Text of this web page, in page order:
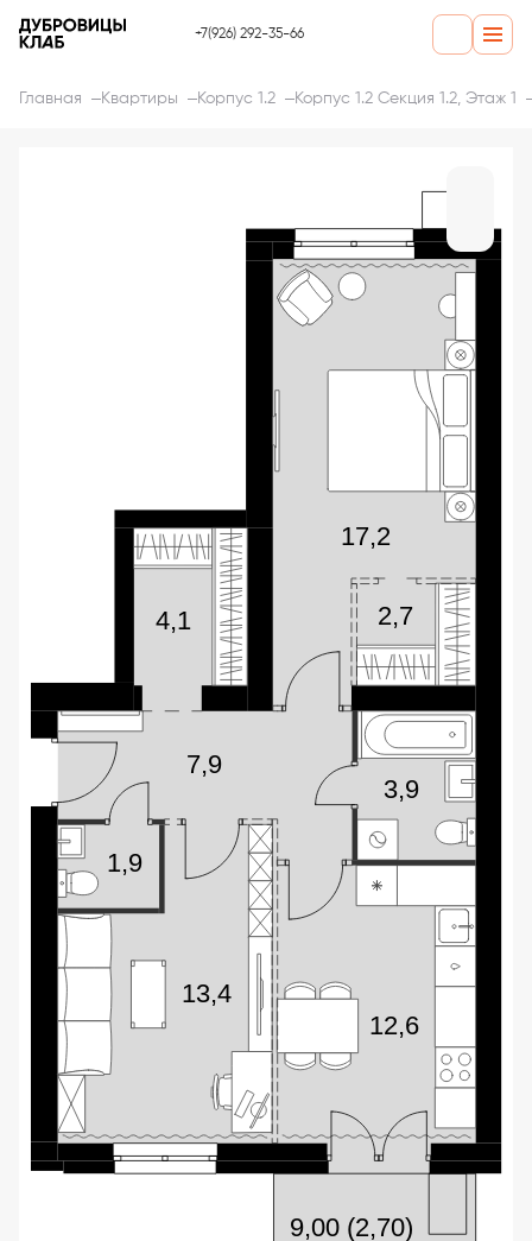
+7(926) 292-35-66
Главная Квартиры Корпус 1.2 Корпус 1.2 Секция 1.2, Этаж 1